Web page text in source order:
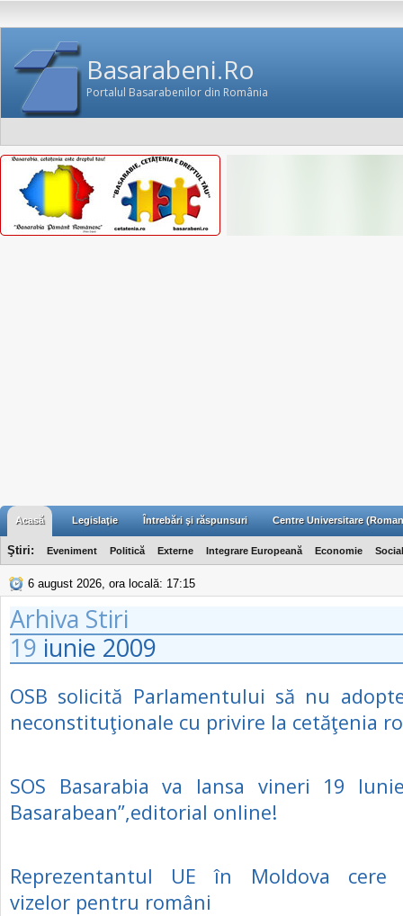
Basarabeni.Ro
Portalul Basarabenilor din România
Acasă Legislaţie Întrebări şi răspunsuri Centre Universitare
Ştiri: Eveniment Politică Externe Integrare Europeană Economie Social
6 august 2026, ora locală: 17:15
Arhiva Stiri
19 iunie 2009
OSB solicită Parlamentului să nu
neconstituţionale cu privire la cetăţenia
SOS Basarabia va lansa vineri 19
Basarabean”,editorial online!
Reprezentantul UE în Moldova cere
vizelor pentru români